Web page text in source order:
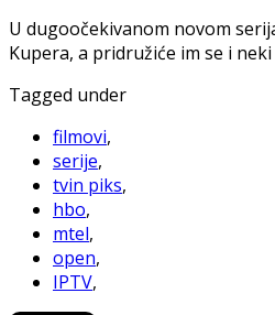
U dugoočekivanom novom
Kupera, a pridružiće im se i
Tagged under
filmovi,
serije,
tvin piks,
hbo,
mtel,
open,
IPTV,